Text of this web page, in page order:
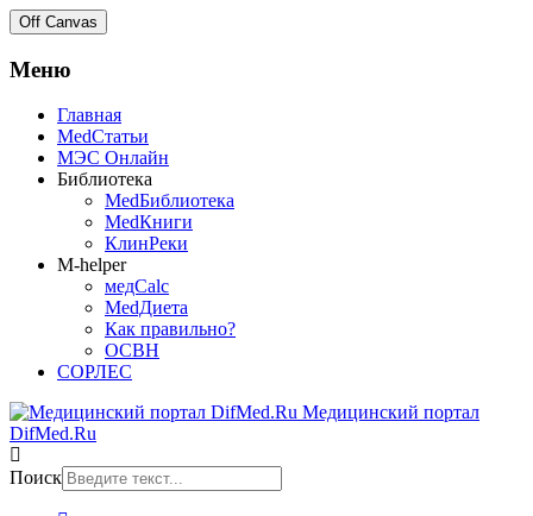
Off Canvas
Меню
Главная
MedСтатьи
МЭС Онлайн
Библиотека
MedБиблиотека
MedКниги
КлинРеки
M-helper
медCalc
MedДиета
Как правильно?
ОСВН
СОРЛЕС
Медицинский портал
DifMed.Ru
Поиск